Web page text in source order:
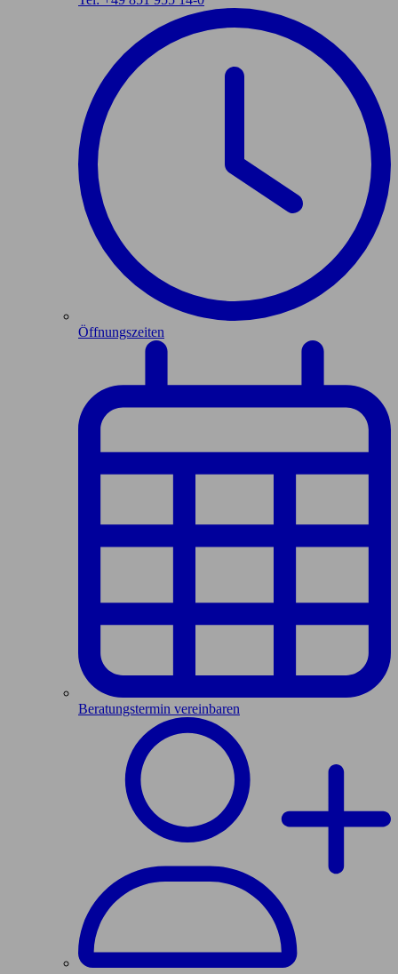
Öffnungszeiten
Beratungstermin vereinbaren